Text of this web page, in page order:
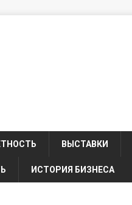
ВЫСТАВКИ
ИСТОРИЯ БИЗНЕСА